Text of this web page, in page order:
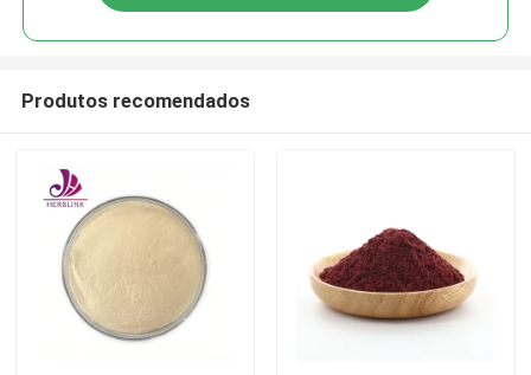
Produtos recomendados